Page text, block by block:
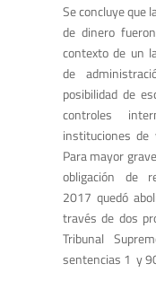
Se concluye que
de dinero
contexto de un
de
posibilidad de
controles
instituciones de
Para mayor
obligación de
2017 quedó
través de dos
Tribunal
sentencias 1 y